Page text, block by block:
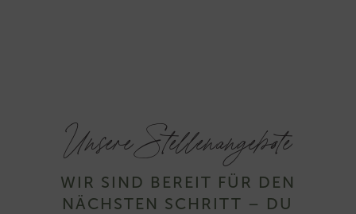
Unsere Stellenangebote
WIR SIND BEREIT FÜR DEN
NÄCHSTEN SCHRITT – DU